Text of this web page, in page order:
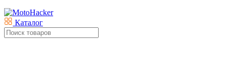
Каталог